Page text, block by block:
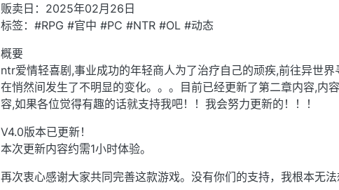
贩卖日：2025年02月26日
标签：#RPG #官中 #PC #NTR #OL #动态
概要
ntr爱情轻喜剧,事业成功的年轻商人为了治疗自己的顽疾,前往异世
在悄然间发生了不明显的变化。。。目前已经更新了第二章内容,内
容,如果各位觉得有趣的话就支持我吧！！我会努力更新的！！！
V4.0版本已更新！
本次更新内容约需1小时体验。
再次衷心感谢大家共同完善这款游戏。没有你们的支持，我根本无法